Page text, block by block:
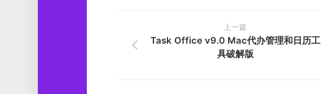
上一篇
Task Office v9.0 Mac代办管理和日历工
具破解版